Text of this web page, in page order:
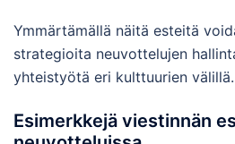
Ymmärtämällä näitä esteitä
strategioita neuvottelujen
yhteistyötä eri kulttuurien välillä.
Esimerkkejä viestinnän